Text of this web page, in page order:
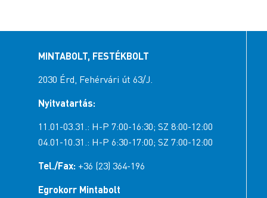
MINTABOLT, FESTÉKBOLT
2030 Érd, Fehérvári út 63/J.
Nyitvatartás:
11.01-03.31.: H-P 7:00-16:30; SZ 8:00-12:00
04.01-10.31.: H-P 6:30-17:00; SZ 7:00-12:00
Tel./Fax: +36 (23) 364-196
Egrokorr Mintabolt